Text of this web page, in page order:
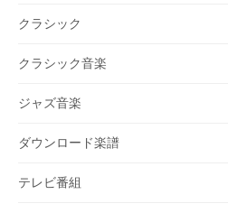
クラシック
クラシック音楽
ジャズ音楽
ダウンロード楽譜
テレビ番組